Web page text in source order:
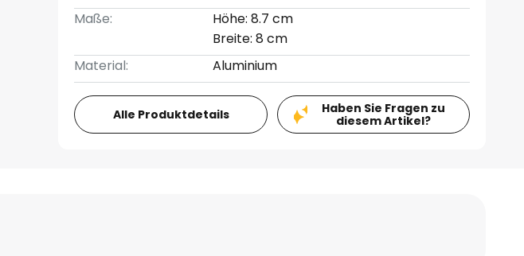
Maße:
Höhe: 8.7 cm
Breite: 8 cm
Material:
Aluminium
Alle Produktdetails
Haben Sie Fragen zu
diesem Artikel?